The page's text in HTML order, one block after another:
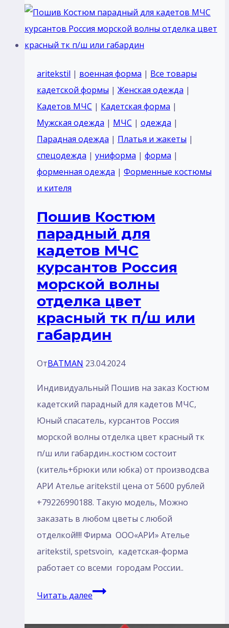
форменная
одежда
военное
морской
флот
aritekstil | военная форма | Все товары
кадетской формы | Женская одежда |
Кадетов МЧС | Кадетская форма |
Мужская одежда | МЧС | одежда |
Парадная одежда | Платья и жакеты |
спецодежда | униформа | форма |
форменная одежда | Форменные костюмы
и кителя
Пошив Костюм
парадный для
кадетов МЧС
курсантов Россия
морской волны
отделка цвет
красный тк п/ш или
габардин
ОтBATMAN 23.04.2024
Индивидуальный Пошив на заказ Костюм
кадетский парадный для кадетов МЧС,
Юный спасатель, курсантов Россия
морской волны отделка цвет красный тк
п/ш или габардин..костюм состоит
(китель+брюки или юбка) от производсва
АРИ Ателье aritekstil цена от 5600 рублей
+79226990188. Такую модель, Mожно
заказать в любом цветы с любой
отделкой!!!! Фирма ООО«АРИ» Ателье
aritekstil, spetsvoin, кадетская-форма
работает со всеми городам России..
Читать далееПошив
парадный